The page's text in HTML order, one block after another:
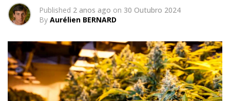
Published 2 anos ago on 30 Outubro 2024
By Aurélien BERNARD